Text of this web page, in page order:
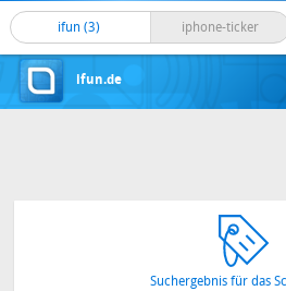
ifun (3) iphone-ticker
ifun.de
Suchergebnis für das